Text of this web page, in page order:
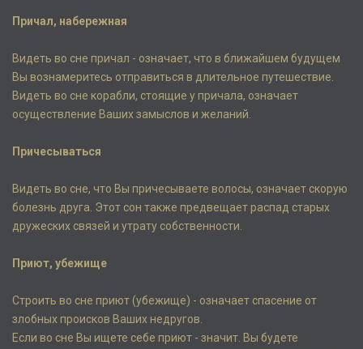
Причал, набережная
Видеть во сне причал - означает, что в ближайшем будущем
Вы вознамеритесь отправиться в длительное путешествие.
Видеть во сне корабли, стоящие у причала, означает
осуществление Ваших замыслов и желаний.
Причесываться
Видеть во сне, что Вы причесываете волосы, означает скорую
болезнь друга. Этот сон также предвещает распад старых
дружеских связей и утрату собственности.
Приют, убежище
Строить во сне приют (убежище) - означает спасение от
злобных происков Ваших недругов.
Если во сне Вы ищете себе приют - значит. Вы будете